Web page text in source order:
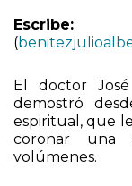
El doctor
demostró
espiritual, que
coronar una